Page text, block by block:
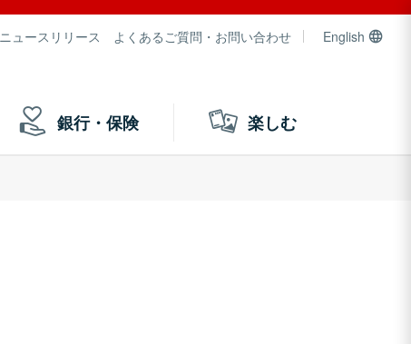
ニュースリリース よくあるご質問・お問い合わせ English
銀行・保険 楽しむ